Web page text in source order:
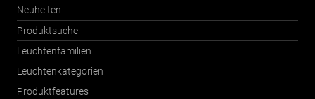
Neuheiten
Produktsuche
Leuchtenfamilien
Leuchtenkategorien
Produktfeatures